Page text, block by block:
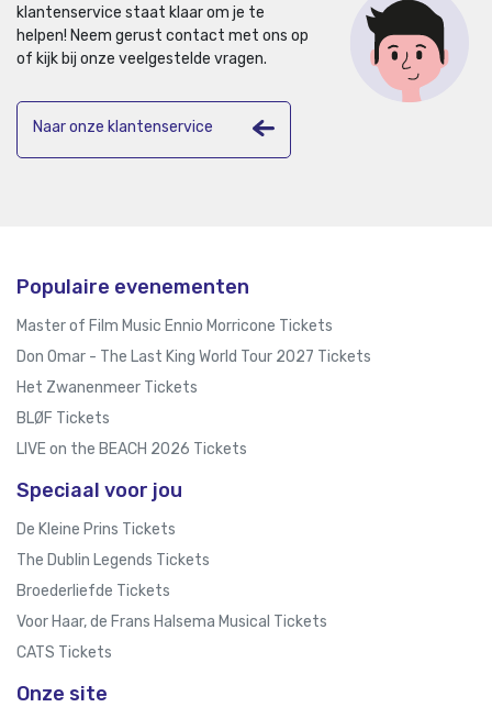
klantenservice staat klaar om je te
helpen! Neem gerust contact met ons op
of kijk bij onze veelgestelde vragen.
Naar onze klantenservice
Populaire evenementen
Master of Film Music Ennio Morricone Tickets
Don Omar - The Last King World Tour 2027 Tickets
Het Zwanenmeer Tickets
BLØF Tickets
LIVE on the BEACH 2026 Tickets
Speciaal voor jou
De Kleine Prins Tickets
The Dublin Legends Tickets
Broederliefde Tickets
Voor Haar, de Frans Halsema Musical Tickets
CATS Tickets
Onze site